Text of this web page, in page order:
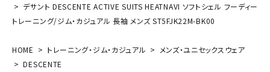
デサント DESCENTE ACTIVE SUITS HEATNAVI ソフトシェル フーディー
トレーニング/ジム・カジュアル 長袖 メンズ ST5FJK22M-BK00
HOME トレーニング・ジム・カジュアル
メンズ・ユニセックスウェア
DESCENTE